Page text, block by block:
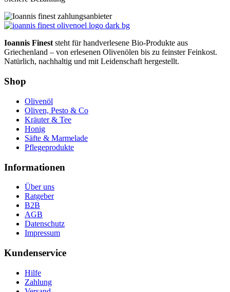
Ioannis Finest steht für handverlesene Bio-Produkte aus
Griechenland – von erlesenen Olivenölen bis zu feinster Feinkost.
Natürlich, nachhaltig und mit Leidenschaft hergestellt.
Shop
Olivenöl
Oliven, Pesto & Co
Kräuter & Tee
Honig
Säfte & Marmelade
Pflegeprodukte
Informationen
Über uns
Ratgeber
B2B
AGB
Datenschutz
Impressum
Kundenservice
Hilfe
Zahlung